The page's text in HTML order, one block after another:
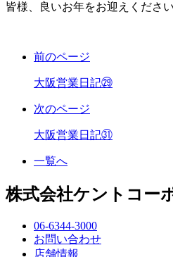
皆様、良いお年をお迎えください
前のページ
大阪営業日記㉙
次のページ
大阪営業日記㉛
一覧へ
株式会社ケントコー
06-6344-3000
お問い合わせ
店舗情報